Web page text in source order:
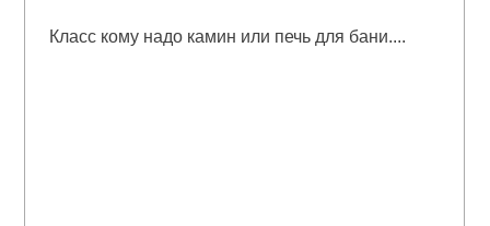
Класс кому надо камин или печь для бани....